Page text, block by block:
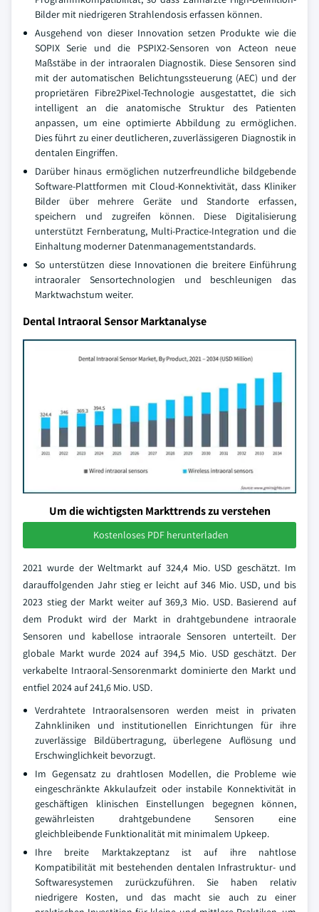
Bilder mit niedrigeren Strahlendosis erfassen können.
Ausgehend von dieser Innovation setzen Produkte wie die
SOPIX Serie und die PSPIX2-Sensoren von Acteon neue
Maßstäbe in der intraoralen Diagnostik. Diese Sensoren sind
mit der automatischen Belichtungssteuerung (AEC) und der
proprietären Fibre2Pixel-Technologie ausgestattet, die sich
intelligent an die anatomische Struktur des Patienten
anpassen, um eine optimierte Abbildung zu ermöglichen.
Dies führt zu einer deutlicheren, zuverlässigeren Diagnostik in
dentalen Eingriffen.
Darüber hinaus ermöglichen nutzerfreundliche bildgebende
Software-Plattformen mit Cloud-Konnektivität, dass Kliniker
Bilder über mehrere Geräte und Standorte erfassen,
speichern und zugreifen können. Diese Digitalisierung
unterstützt Fernberatung, Multi-Practice-Integration und die
Einhaltung moderner Datenmanagementstandards.
So unterstützen diese Innovationen die breitere Einführung
intraoraler Sensortechnologien und beschleunigen das
Marktwachstum weiter.
Dental Intraoral Sensor Marktanalyse
Um die wichtigsten Markttrends zu verstehen
Kostenloses PDF herunterladen
2021 wurde der Weltmarkt auf 324,4 Mio. USD geschätzt. Im
darauffolgenden Jahr stieg er leicht auf 346 Mio. USD, und bis
2023 stieg der Markt weiter auf 369,3 Mio. USD. Basierend auf
dem Produkt wird der Markt in drahtgebundene intraorale
Sensoren und kabellose intraorale Sensoren unterteilt. Der
globale Markt wurde 2024 auf 394,5 Mio. USD geschätzt. Der
verkabelte Intraoral-Sensorenmarkt dominierte den Markt und
entfiel 2024 auf 241,6 Mio. USD.
Verdrahtete Intraoralsensoren werden meist in privaten
Zahnkliniken und institutionellen Einrichtungen für ihre
zuverlässige Bildübertragung, überlegene Auflösung und
Erschwinglichkeit bevorzugt.
Im Gegensatz zu drahtlosen Modellen, die Probleme wie
eingeschränkte Akkulaufzeit oder instabile Konnektivität in
geschäftigen klinischen Einstellungen begegnen können,
gewährleisten drahtgebundene Sensoren eine
gleichbleibende Funktionalität mit minimalem Upkeep.
Ihre breite Marktakzeptanz ist auf ihre nahtlose
Kompatibilität mit bestehenden dentalen Infrastruktur- und
Softwaresystemen zurückzuführen. Sie haben relativ
niedrigere Kosten, und das macht sie auch zu einer